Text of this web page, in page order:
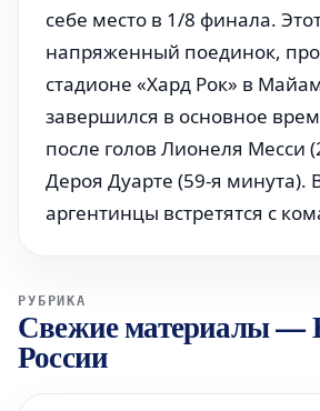
себе место в 1/8 финала.
напряженный поединок,
стадионе «Хард Рок» в
завершился в основное
после голов Лионеля Месси
Дероя Дуарте (59-я минута).
аргентинцы встретятся с
РУБРИКА
Свежие материалы—
России